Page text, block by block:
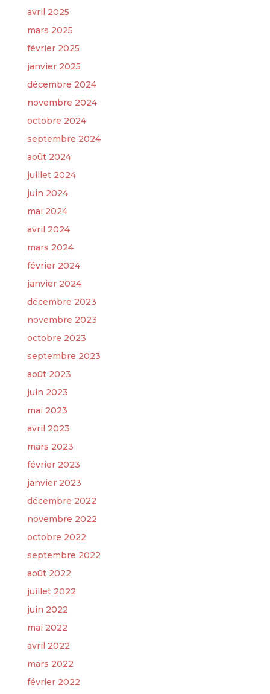
avril 2025
mars 2025
février 2025
janvier 2025
décembre 2024
novembre 2024
octobre 2024
septembre 2024
août 2024
juillet 2024
juin 2024
mai 2024
avril 2024
mars 2024
février 2024
janvier 2024
décembre 2023
novembre 2023
octobre 2023
septembre 2023
août 2023
juin 2023
mai 2023
avril 2023
mars 2023
février 2023
janvier 2023
décembre 2022
novembre 2022
octobre 2022
septembre 2022
août 2022
juillet 2022
juin 2022
mai 2022
avril 2022
mars 2022
février 2022